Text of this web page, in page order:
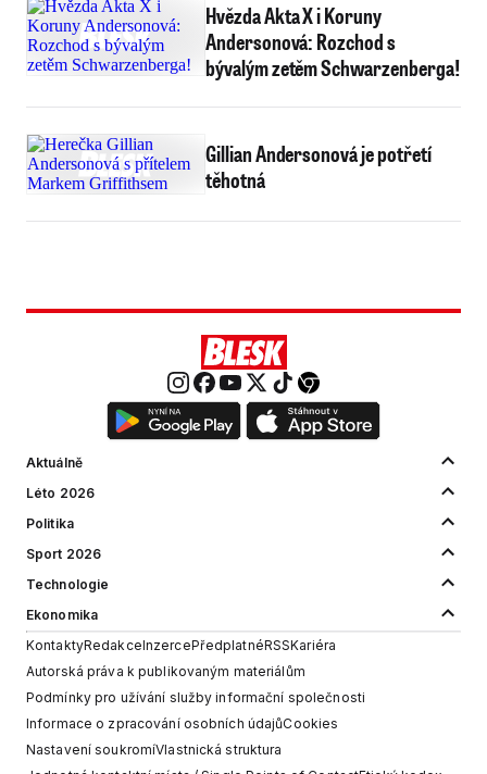
Hvězda Akta X i Koruny
Andersonová: Rozchod s
bývalým zetěm Schwarzenberga!
Gillian Andersonová je potřetí
těhotná
Aktuálně
Léto 2026
Politika
Sport 2026
Technologie
Ekonomika
KontaktyRedakceInzercePředplatnéRSSKariéra
Autorská práva k publikovaným materiálům
Podmínky pro užívání služby informační společnosti
Informace o zpracování osobních údajůCookies
Nastavení soukromíVlastnická struktura